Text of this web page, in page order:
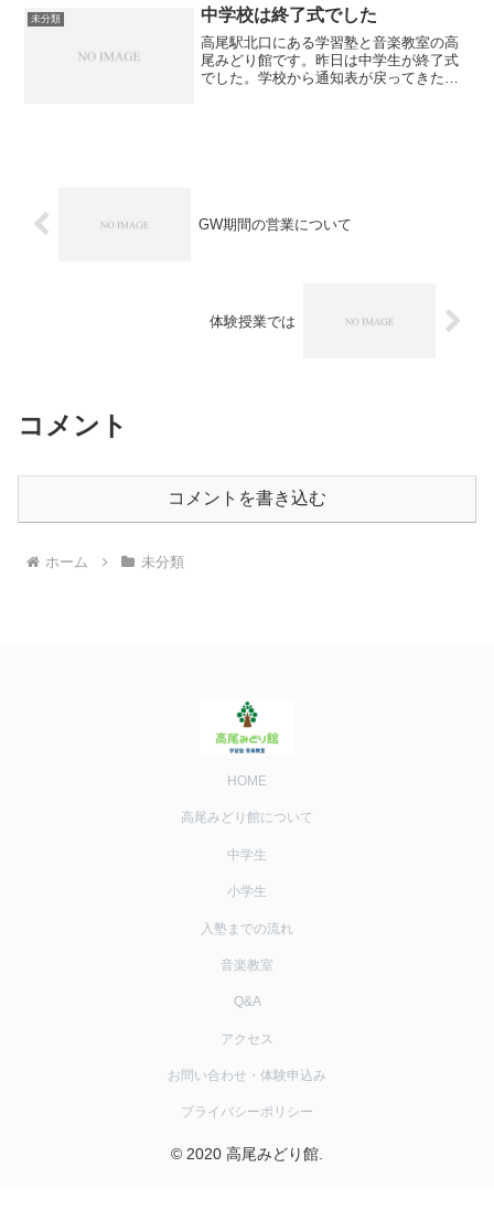
連絡や勧誘は一切ありません。お子様の
「できる」を一緒に育てませんか？
未分類 中学校は終了式でした
高尾駅北口にある学習塾と音楽教室の高
尾みどり館です。昨日は中学生が終了式
でした。学校から通知表が戻ってきたの
GW期間の営業について
体験授業では
コメント
コメントを書き込む
ホーム 未分類
HOME
高尾みどり館について
中学生
小学生
入塾までの流れ
音楽教室
Q&A
アクセス
お問い合わせ・体験申込み
プライバシーポリシー
© 2020 高尾みどり館.